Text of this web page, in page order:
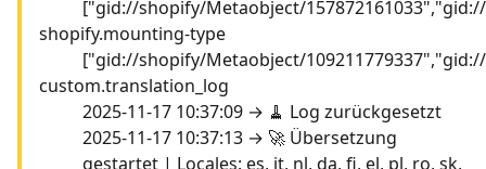
["gid://shopify/Metaobject/
shopify.mounting-type
["gid://shopify/Metaobject/
custom.translation_log
2025-11-17 10:37:09 → 🧹 Log zurückgesetzt
2025-11-17 10:37:13 → 🚀 Übersetzung
gestartet | Locales: es, it, nl, da, fi, el, pl, ro, sk,